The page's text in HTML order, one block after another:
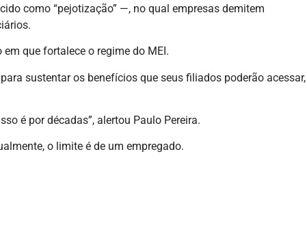
como “pejotização” —, no qual empresas demitem
que fortalece o regime do MEI.
sustentar os benefícios que seus filiados poderão acessar,
é por décadas”, alertou Paulo Pereira.
o limite é de um empregado.